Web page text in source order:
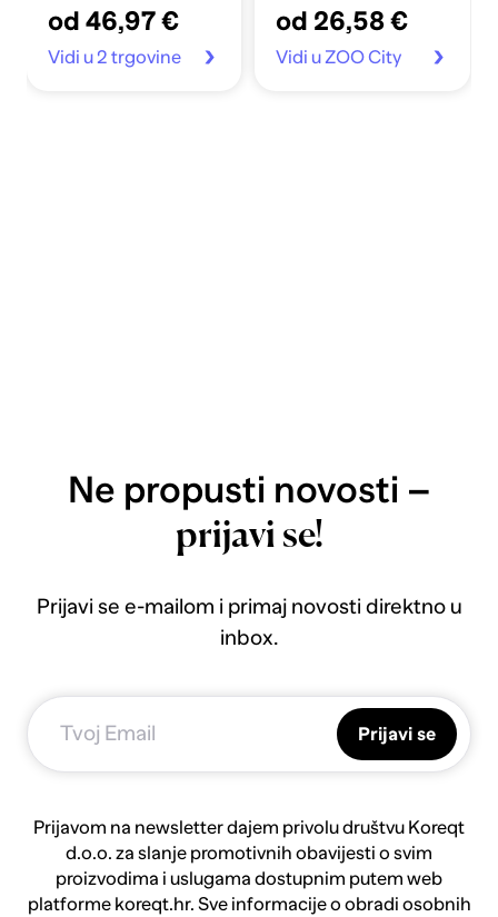
od 46,97 €
Vidi u 2 trgovine
od 26,58 €
Vidi u ZOO City
Ne propusti novosti –
prijavi se!
Prijavi se e-mailom i primaj novosti direktno u
inbox.
Prijavi se
Prijavom na newsletter dajem privolu društvu Koreqt
d.o.o. za slanje promotivnih obavijesti o svim
proizvodima i uslugama dostupnim putem web
platforme koreqt.hr. Sve informacije o obradi osobnih